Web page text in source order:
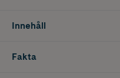
Innehåll
Fakta